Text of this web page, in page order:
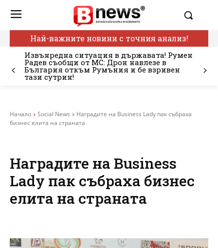
Най-важните новини с точния анализ!
Извънредна ситуация в държавата! Румен
Радев съобщи от МС: Дрон навлезе в
България откъм Румъния и бе взривен
тази сутрин!
Начало Social News
Наградите на Business Lady пак събраха
бизнес елита на страната
Наградите на Business
Lady пак събраха бизнес
елита на страната